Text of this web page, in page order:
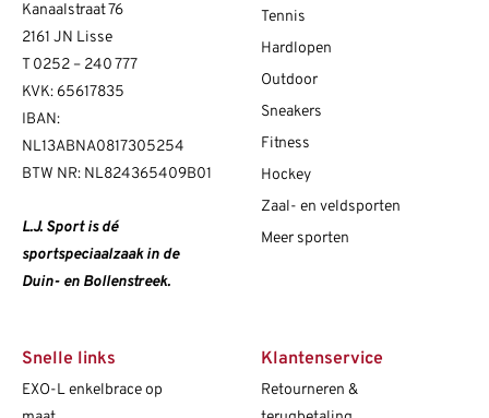
Kanaalstraat 76
2161 JN Lisse
T 0252 – 240 777
KVK: 65617835
IBAN:
NL13ABNA0817305254
BTW NR: NL824365409B01
L.J. Sport is dé
sportspeciaalzaak in de
Duin- en Bollenstreek.
Tennis
Hardlopen
Outdoor
Sneakers
Fitness
Hockey
Zaal- en veldsporten
Meer sporten
Snelle links
EXO-L enkelbrace op
Klantenservice
Retourneren &